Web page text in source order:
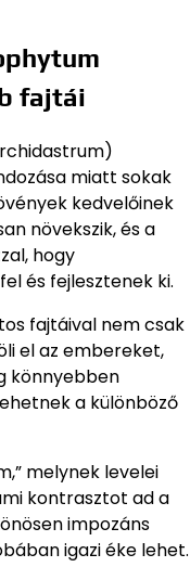
fajtái
miatt sokak
kedvelőinek
növekszik, és a
hogy
és fejlesztenek ki.
fajtáival nem csak
el az embereket,
könnyebben
a különböző
melynek levelei
kontrasztot ad a
impozáns
igazi éke lehet.